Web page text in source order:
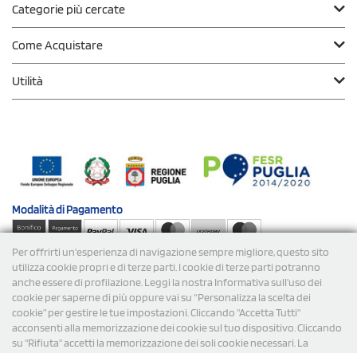
Per offrirti un'esperienza di navigazione sempre migliore, questo sito
utilizza cookie propri e di terze parti. I cookie di terze parti potranno
anche essere di profilazione. Leggi la nostra Informativa sull’uso dei
cookie per saperne di più oppure vai su “Personalizza la scelta dei
cookie” per gestire le tue impostazioni. Cliccando "Accetta Tutti"
acconsenti alla memorizzazione dei cookie sul tuo dispositivo. Cliccando
su "Rifiuta" accetti la memorizzazione dei soli cookie necessari. La
Categorie più cercate
Come Acquistare
Utilità
Modalità diPagamento
Spedizioni